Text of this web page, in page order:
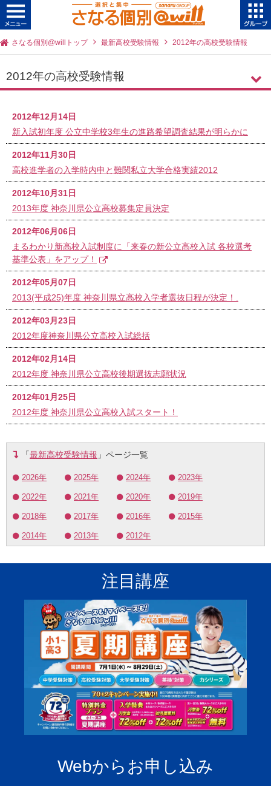
さなる個別@willトップ 最新高校受験情報 2012年の高校受験情報
2012年の高校受験情報
2012年12月14日
新入試初年度 公立中学校3年生の進路希望調査結果が明らかに
2012年11月30日
高校進学者の入学時内申と難関私立大学合格実績2012
2012年10月31日
2013年度 神奈川県公立高校募集定員決定
2012年06月06日
まるわかり新高校入試制度に「来春の新公立高校入試 各校選考
基準公表」をアップ！
2012年05月07日
2013(平成25)年度 神奈川県立高校入学者選抜日程が決定！.
2012年03月23日
2012年度神奈川県公立高校入試総括
2012年02月14日
2012年度 神奈川県公立高校後期選抜志願状況
2012年01月25日
2012年度 神奈川県公立高校入試スタート！
「最新高校受験情報 」ページ一覧
2026年 2025年 2024年 2023年
2022年 2021年 2020年 2019年
2018年 2017年 2016年 2015年
2014年 2013年 2012年
注目講座
Webからお申し込み